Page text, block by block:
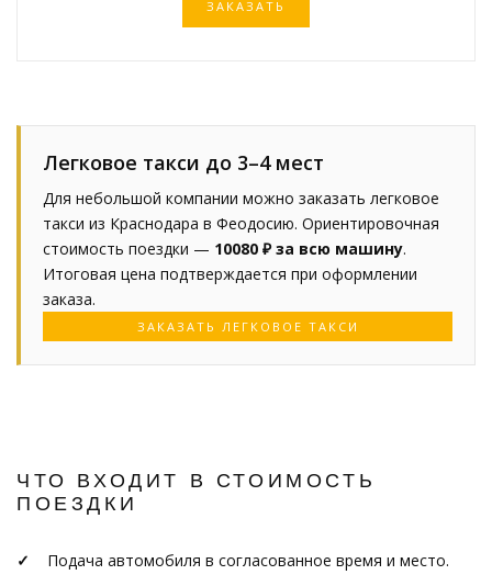
ЗАКАЗАТЬ
Легковое такси до 3–4 мест
Для небольшой компании можно заказать легковое
такси из Краснодара в Феодосию. Ориентировочная
стоимость поездки — 10080 ₽ за всю машину.
Итоговая цена подтверждается при оформлении
заказа.
ЗАКАЗАТЬ ЛЕГКОВОЕ ТАКСИ
ЧТО ВХОДИТ В СТОИМОСТЬ
ПОЕЗДКИ
Подача автомобиля в согласованное время и место.